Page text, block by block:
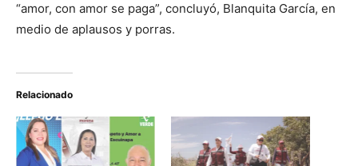
“amor, con amor se paga”, concluyó, Blanquita García, en
medio de aplausos y porras.
Relacionado